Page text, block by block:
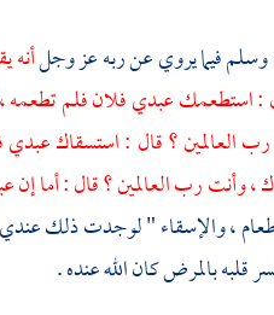
وسلم فيما يروي عن ربه عز وجلأنه
استطعمك عبدي فلان فلم تطعمه
العالمين ؟ قال : استسقاك
رب العالمين ؟ قال : أما إن
، والإسقاء " لوجدت ذلك
قلبه بالمرض كان الله عنده .